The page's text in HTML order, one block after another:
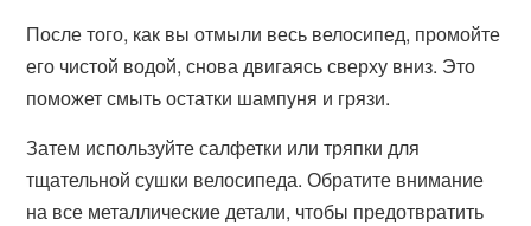
После того, как вы отмыли весь велосипед, промойте
его чистой водой, снова двигаясь сверху вниз. Это
поможет смыть остатки шампуня и грязи.
Затем используйте салфетки или тряпки для
тщательной сушки велосипеда. Обратите внимание
на все металлические детали, чтобы предотвратить